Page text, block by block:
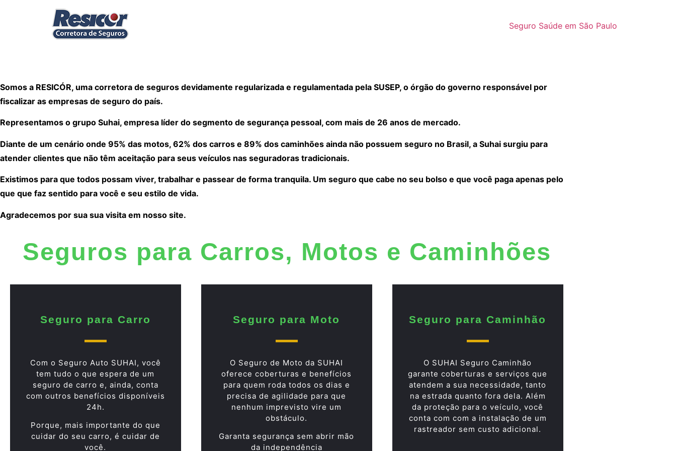
Seguro Saúde em São Paulo
Somos a RESICÓR, uma corretora de seguros devidamente regularizada e regulamentada pela SUSEP, o órgão do governo responsável por
fiscalizar as empresas de seguro do país.
Representamos o grupo Suhai, empresa líder do segmento de segurança pessoal, com mais de 26 anos de mercado.
Diante de um cenário onde 95% das motos, 62% dos carros e 89% dos caminhões ainda não possuem seguro no Brasil, a Suhai surgiu para
atender clientes que não têm aceitação para seus veículos nas seguradoras tradicionais.
Existimos para que todos possam viver, trabalhar e passear de forma tranquila. Um seguro que cabe no seu bolso e que você paga apenas pelo
que que faz sentido para você e seu estilo de vida.
Agradecemos por sua sua visita em nosso site.
Seguros para Carros, Motos e Caminhões
Seguro para Carro
Com o Seguro Auto SUHAI, você
tem tudo o que espera de um
seguro de carro e, ainda, conta
com outros benefícios disponíveis
24h.
Porque, mais importante do que
cuidar do seu carro, é cuidar de
você.
Seguro para Moto
O Seguro de Moto da SUHAI
oferece coberturas e benefícios
para quem roda todos os dias e
precisa de agilidade para que
nenhum imprevisto vire um
obstáculo.
Garanta segurança sem abrir mão
da independência
Seguro para Caminhão
O SUHAI Seguro Caminhão
garante coberturas e serviços que
atendem a sua necessidade, tanto
na estrada quanto fora dela. Além
da proteção para o veículo, você
conta com com a instalação de um
rastreador sem custo adicional.